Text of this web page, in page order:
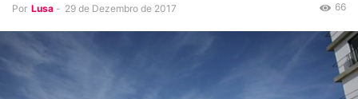
Por Lusa - 29 de Dezembro de 2017 66